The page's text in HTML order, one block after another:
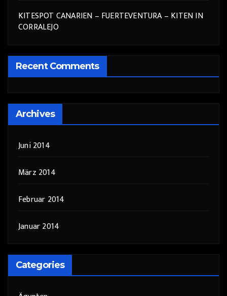
KITESPOT CANARIEN – FUERTEVENTURA – KITEN IN
CORRALEJO
Recent Comments
Archives
Juni 2014
März 2014
Februar 2014
Januar 2014
Categories